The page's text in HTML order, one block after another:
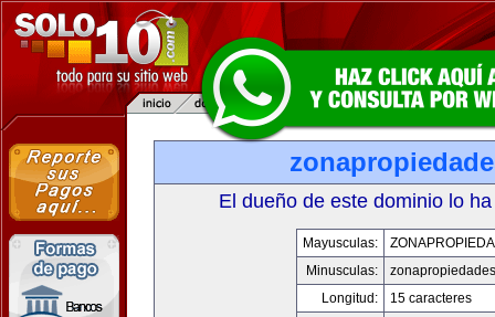
El dueño de este dominio lo
Mayusculas:
Minusculas:
Longitud:
15 caracteres